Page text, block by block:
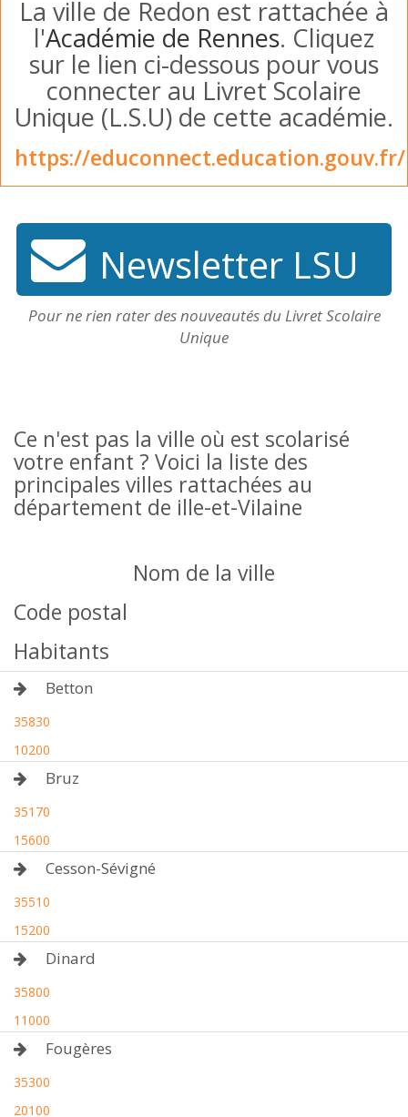
La ville de Redon est rattachée à
l'Académie de Rennes. Cliquez
sur le lien ci-dessous pour vous
connecter au Livret Scolaire
Unique (L.S.U) de cette académie.
https://educonnect.education.gouv.fr/
Newsletter LSU
Pour ne rien rater des nouveautés du Livret Scolaire
Unique
Ce n'est pas la ville où est scolarisé
votre enfant ? Voici la liste des
principales villes rattachées au
département de ille-et-Vilaine
Nom de la ville
Code postal
Habitants
Betton
35830
10200
Bruz
35170
15600
Cesson-Sévigné
35510
15200
Dinard
35800
11000
Fougères
35300
20100